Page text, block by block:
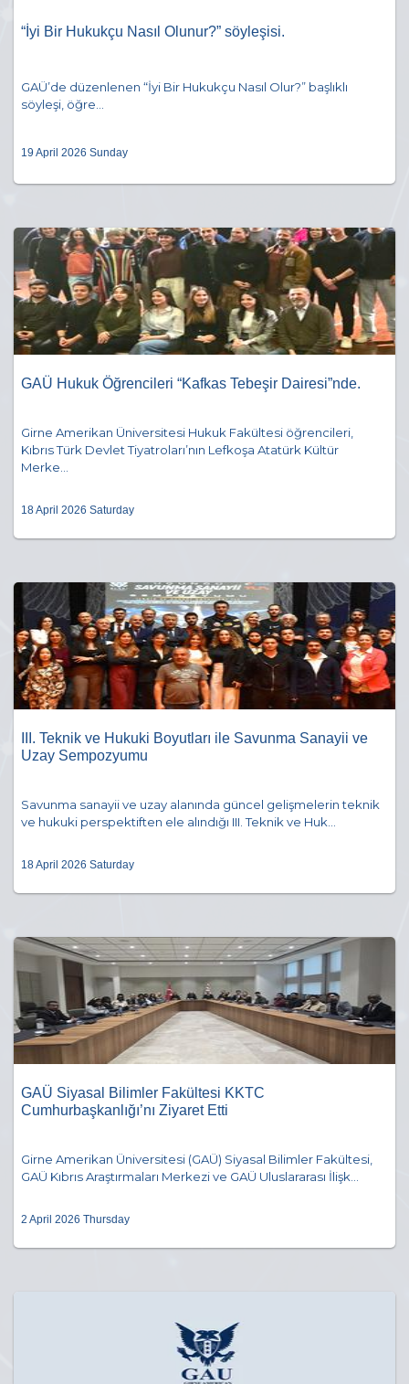
“İyi Bir Hukukçu Nasıl Olunur?” söyleşisi.
GAÜ’de düzenlenen “İyi Bir Hukukçu Nasıl Olur?” başlıklı
söyleşi, öğre...
19 April 2026 Sunday
GAÜ Hukuk Öğrencileri “Kafkas Tebeşir Dairesi”nde.
Girne Amerikan Üniversitesi Hukuk Fakültesi öğrencileri,
Kıbrıs Türk Devlet Tiyatroları’nın Lefkoşa Atatürk Kültür
Merke...
18 April 2026 Saturday
III. Teknik ve Hukuki Boyutları ile Savunma Sanayii ve
Uzay Sempozyumu
Savunma sanayii ve uzay alanında güncel gelişmelerin teknik
ve hukuki perspektiften ele alındığı III. Teknik ve Huk...
18 April 2026 Saturday
GAÜ Siyasal Bilimler Fakültesi KKTC
Cumhurbaşkanlığı’nı Ziyaret Etti
Girne Amerikan Üniversitesi (GAÜ) Siyasal Bilimler Fakültesi,
GAÜ Kıbrıs Araştırmaları Merkezi ve GAÜ Uluslararası İlişk...
2 April 2026 Thursday